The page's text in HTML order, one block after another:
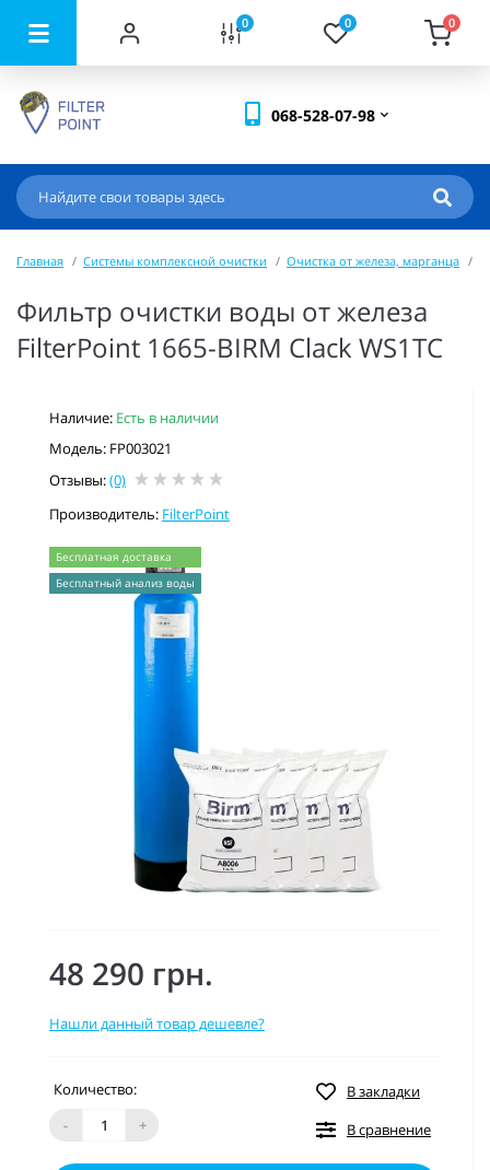
0 0 0
068-528-07-98
Главная Системы комплексной очистки Очистка от железа, марганца
Фильтр очистки воды от железа
FilterPoint 1665-BIRM Clack WS1ТС
Наличие: Есть в наличии
Модель: FP003021
Отзывы:(0)
Производитель: FilterPoint
Бесплатная доставка
Бесплатный анализ воды
48 290 грн.
Нашли данный товар дешевле?
Количество:
-
+
В закладки
В сравнение